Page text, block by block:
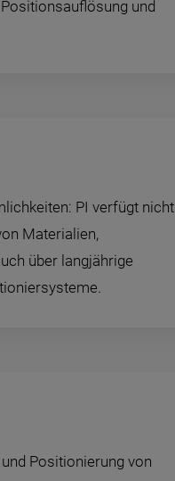
und
PI verfügt nicht
Materialien,
über langjährige
Positionierung von